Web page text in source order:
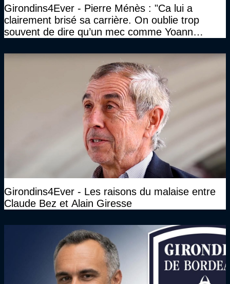
Girondins4Ever - Pierre Ménès : "Ca lui a
clairement brisé sa carrière. On oublie trop
souvent de dire qu’un mec comme Yoann
Girondins4Ever - Les raisons du malaise entre
Claude Bez et Alain Giresse